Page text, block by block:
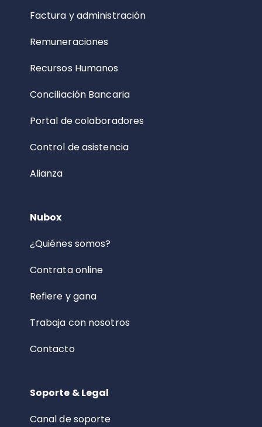
Factura y administración
Remuneraciones
Recursos Humanos
Conciliación Bancaria
Portal de colaboradores
Control de asistencia
Alianza
Nubox
¿Quiénes somos?
Contrata online
Refiere y gana
Trabaja con nosotros
Contacto
Soporte & Legal
Canal de soporte